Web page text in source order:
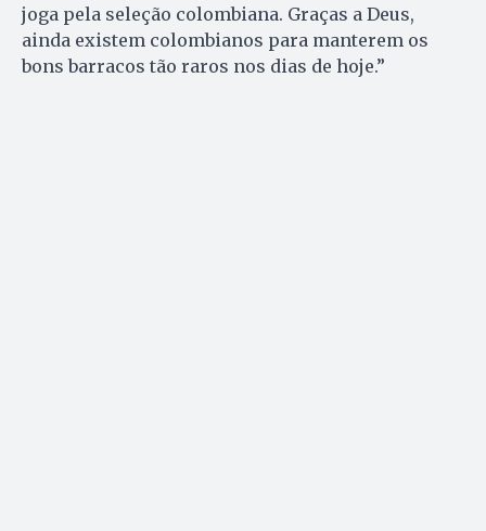
joga pela seleção colombiana. Graças a Deus,
ainda existem colombianos para manterem os
bons barracos tão raros nos dias de hoje.”